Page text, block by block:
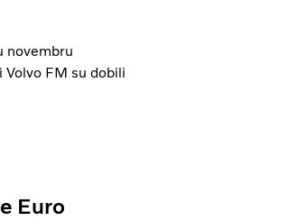
novembru
Volvo FM su dobili
Euro